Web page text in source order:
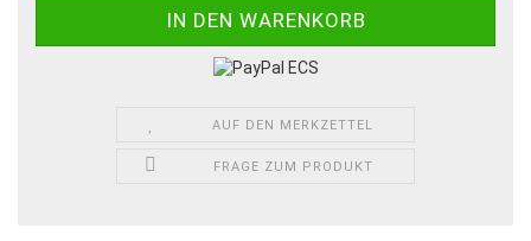
AUF DEN MERKZETTEL
FRAGE ZUM PRODUKT